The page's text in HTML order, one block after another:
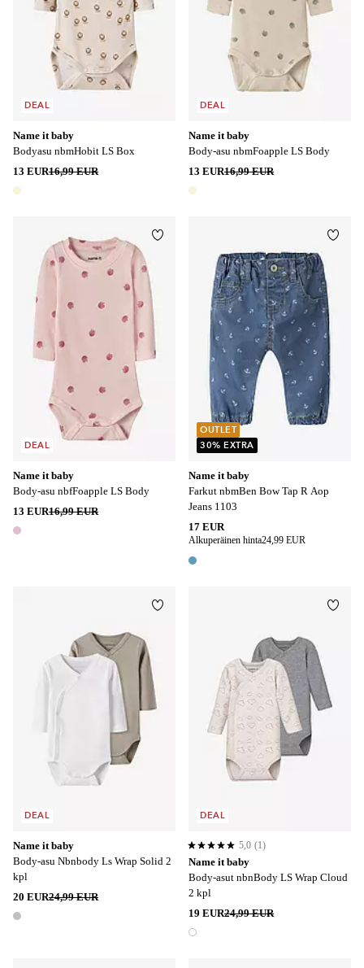
Name it baby
Bodyasu nbmHobit LS Box
13 EUR16,99 EUR
1 väri
DEAL
Name it baby
Body-asu nbmFoapple LS Body
13 EUR16,99 EUR
1 väri
DEAL
Name it baby
Body-asu nbfFoapple LS Body
13 EUR16,99 EUR
1 väri
DEAL
Lisää suosikkeihin
Name it baby
Farkut nbmBen Bow Tap R Aop
Jeans 1103
17 EUR
Alkuperäinen hinta24,99 EUR
1 väri
OUTLET
30% EXTRA
Name it baby
Body-asu Nbnbody Ls Wrap Solid 2
kpl
20 EUR24,99 EUR
1 väri
DEAL
Lisää suosikkeihin
Name it baby
Body-asut nbnBody LS Wrap Cloud
2 kpl
19 EUR24,99 EUR
1 väri
5,0 perustuen 1 arvosanaan
5,0 (1)
DEAL